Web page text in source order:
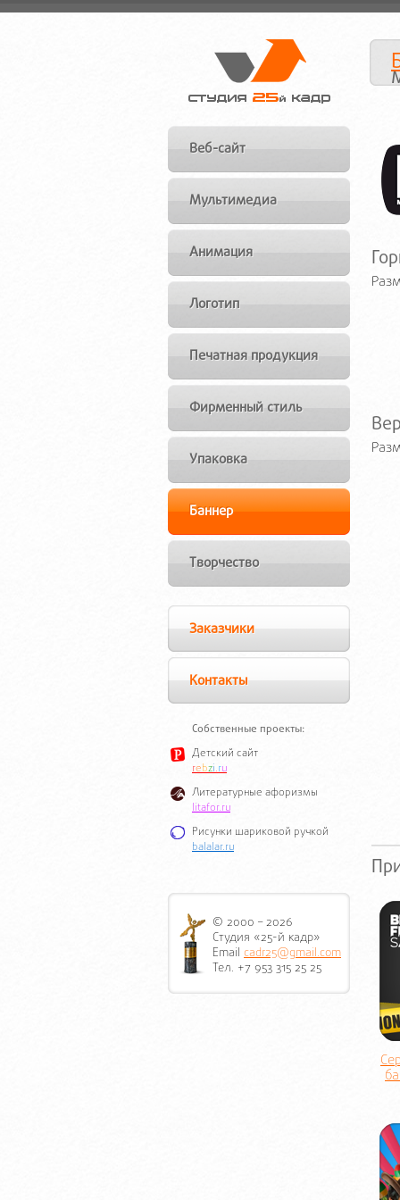
Веб-сайт
Мультимедиа
Анимация
Логотип
Печатная продукция
Фирменный стиль
Упаковка
Баннер
Творчество
Заказчики
Контакты
Собственные проекты:
Детский сайт
rebzi.ru
Литературные афоризмы
litafor.ru
Рисунки шариковой ручкой
balalar.ru
© 2000 – 2026
Студия «25-й кадр»
Email cadr25@gmail.com
Тел. +7 953 315 25 25